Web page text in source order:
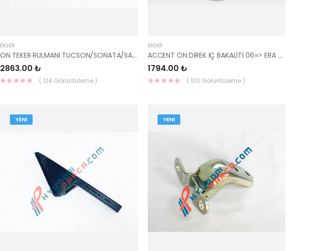
DIĞER
ON TEKER RULMANI TUCSON/SONATA/SANTAFE/İX35/SPORTAGE 51720-38110-YS
2863.00 ₺
( 124 Görüntüleme )
DIĞER
ACCENT ÖN DİREK İÇ BAKALİTİ 06=> ERA SOL 85810-1E000QS-HMC
1794.00 ₺
( 103 Görüntüleme )
YENI YENI